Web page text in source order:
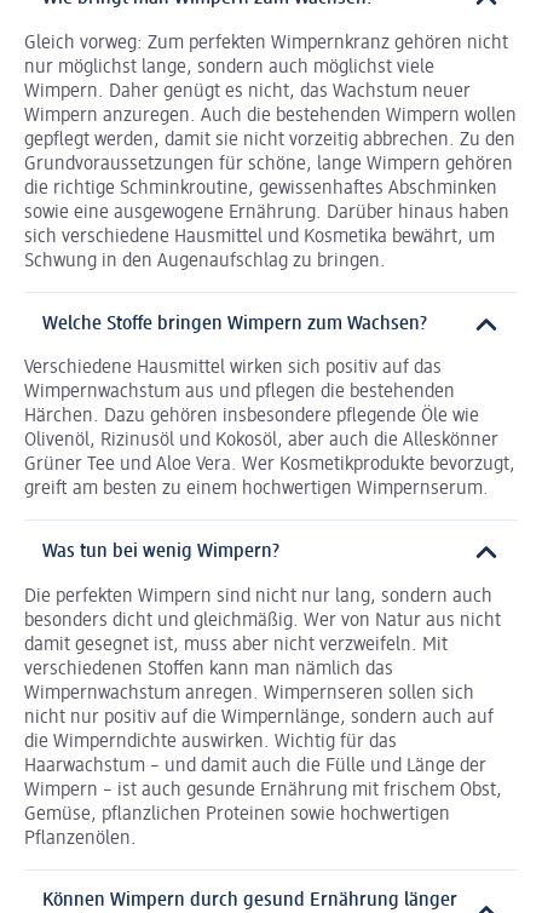
Gleich vorweg: Zum perfekten Wimpernkranz gehören nicht
nur möglichst lange, sondern auch möglichst viele
Wimpern. Daher genügt es nicht, das Wachstum neuer
Wimpern anzuregen. Auch die bestehenden Wimpern wollen
gepflegt werden, damit sie nicht vorzeitig abbrechen. Zu den
Grundvoraussetzungen für schöne, lange Wimpern gehören
die richtige Schminkroutine, gewissenhaftes Abschminken
sowie eine ausgewogene Ernährung. Darüber hinaus haben
sich verschiedene Hausmittel und Kosmetika bewährt, um
Schwung in den Augenaufschlag zu bringen.
Welche Stoffe bringen Wimpern zum Wachsen?
Verschiedene Hausmittel wirken sich positiv auf das
Wimpernwachstum aus und pflegen die bestehenden
Härchen. Dazu gehören insbesondere pflegende Öle wie
Olivenöl, Rizinusöl und Kokosöl, aber auch die Alleskönner
Grüner Tee und Aloe Vera. Wer Kosmetikprodukte bevorzugt,
greift am besten zu einem hochwertigen Wimpernserum.
Was tun bei wenig Wimpern?
Die perfekten Wimpern sind nicht nur lang, sondern auch
besonders dicht und gleichmäßig. Wer von Natur aus nicht
damit gesegnet ist, muss aber nicht verzweifeln. Mit
verschiedenen Stoffen kann man nämlich das
Wimpernwachstum anregen. Wimpernseren sollen sich
nicht nur positiv auf die Wimpernlänge, sondern auch auf
die Wimperndichte auswirken. Wichtig für das
Haarwachstum – und damit auch die Fülle und Länge der
Wimpern – ist auch gesunde Ernährung mit frischem Obst,
Gemüse, pflanzlichen Proteinen sowie hochwertigen
Pflanzenölen.
Können Wimpern durch gesund Ernährung länger